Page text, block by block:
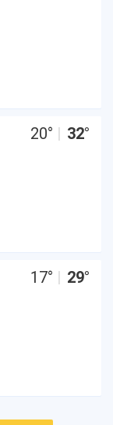
20° | 32°
17° | 29°